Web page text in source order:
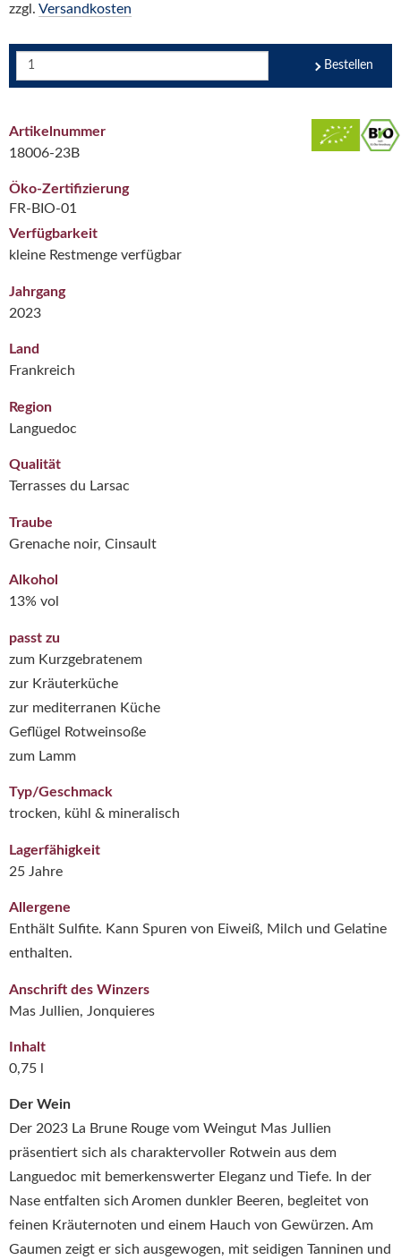
Der Wein
Der 2023 La Brune Rouge vom Weingut Mas Jullien
präsentiert sich als charaktervoller Rotwein aus dem
Languedoc mit bemerkenswerter Eleganz und Tiefe. In der
Nase entfalten sich Aromen dunkler Beeren, begleitet von
feinen Kräuternoten und einem Hauch von Gewürzen. Am
Gaumen zeigt er sich ausgewogen, mit seidigen Tanninen und
zzgl. Versandkosten
Bestellen
Artikelnummer
18006-23B
Öko-Zertifizierung
FR-BIO-01
Verfügbarkeit
kleine Restmenge verfügbar
Jahrgang
2023
Land
Frankreich
Region
Languedoc
Qualität
Terrasses du Larsac
Traube
Grenache noir, Cinsault
Alkohol
13% vol
passt zu
zum Kurzgebratenem
zur Kräuterküche
zur mediterranen Küche
Geflügel Rotweinsoße
zum Lamm
Typ/Geschmack
trocken, kühl & mineralisch
Lagerfähigkeit
25 Jahre
Allergene
Enthält Sulfite. Kann Spuren von Eiweiß, Milch und Gelatine
enthalten.
Anschrift des Winzers
Mas Jullien, Jonquieres
Inhalt
0,75 l